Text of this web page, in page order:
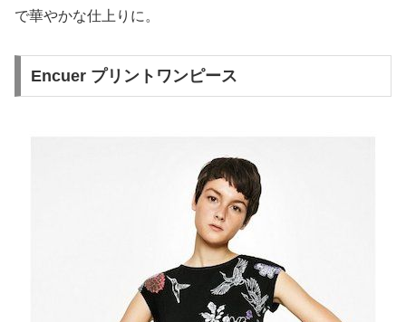
で華やかな仕上りに。
Encuer プリントワンピース